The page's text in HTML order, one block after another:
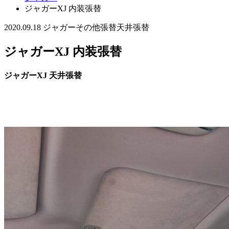
ジャガーXJ 内装張替
2020.09.18 ジャガーその他張替天井張替
ジャガーXJ 内装張替
ジャガーXJ 天井張替